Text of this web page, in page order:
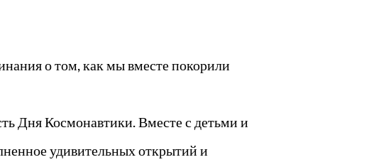
о том, как мы вместе покорили
Дня Космонавтики. Вместе с детьми и
удивительных открытий и